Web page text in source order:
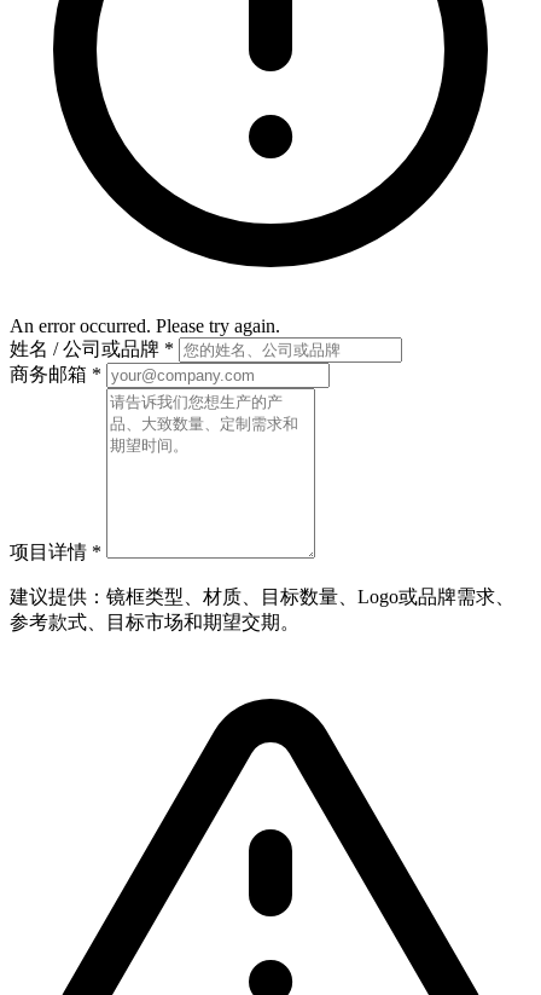
An error occurred. Please try again.
姓名 / 公司或品牌 *
商务邮箱 *
项目详情 *
建议提供：镜框类型、材质、目标数量、Logo或品牌需求、
参考款式、目标市场和期望交期。